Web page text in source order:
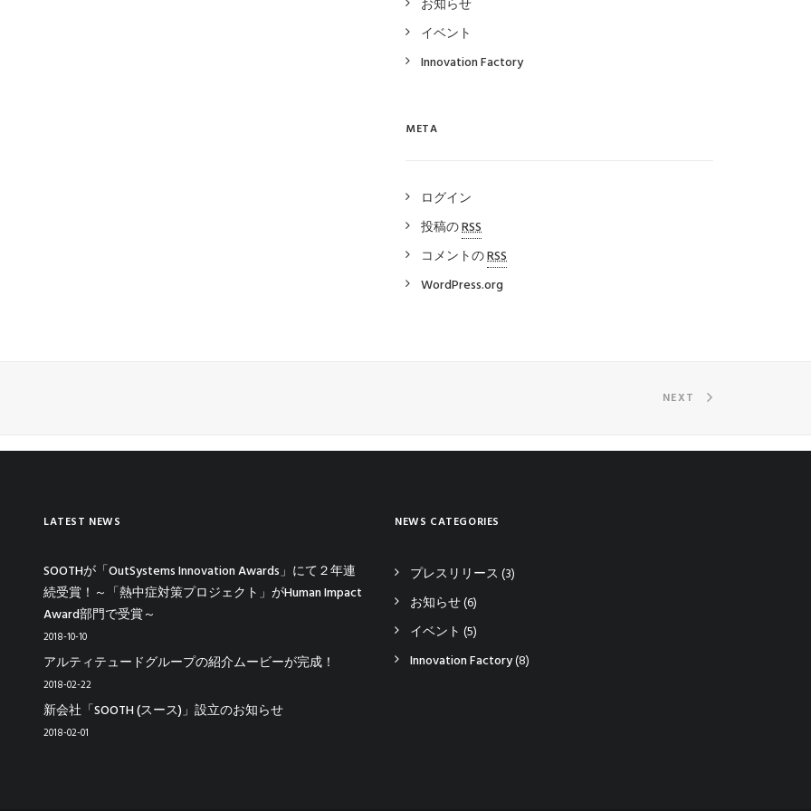
お知らせ
イベント
Innovation Factory
META
ログイン
投稿のRSS
コメントのRSS
WordPress.org
NEXT
LATEST NEWS
SOOTHが「OutSystems Innovation Awards」にて２年連
続受賞！～「熱中症対策プロジェクト」がHuman Impact
Award部門で受賞～
2018-10-10
アルティテュードグループの紹介ムービーが完成！
2018-02-22
新会社「SOOTH (スース)」設立のお知らせ
2018-02-01
NEWS CATEGORIES
プレスリリース (3)
お知らせ(6)
イベント (5)
Innovation Factory(8)